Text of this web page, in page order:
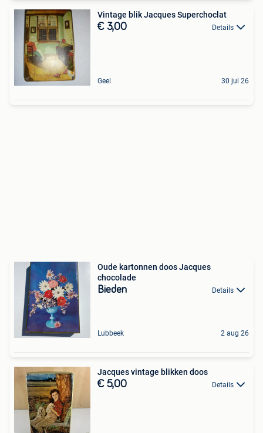
Vintage blik Jacques Superchoclat
€ 3,00 Details
Geel 30 jul 26
Oude kartonnen doos Jacques
chocolade
Bieden Details
Lubbeek 2 aug 26
Jacques vintage blikken doos
€ 5,00 Details